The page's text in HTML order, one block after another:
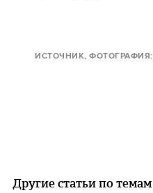
ИСТОЧНИК, ФОТОГРАФИЯ:
Другие статьи по темам